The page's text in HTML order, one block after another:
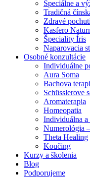
Špeciálne a
Tradičná
Zdravé
Kasfero
Špeciality Íris
Naparovacia
Osobné konzultácie
Individuálne
Aura Soma
Bachova
Schüsslerove
Aromaterapia
Homeopatia
Individuálna a
Numerológia
Theta Healing
Koučing
Kurzy a školenia
Blog
Podporujeme